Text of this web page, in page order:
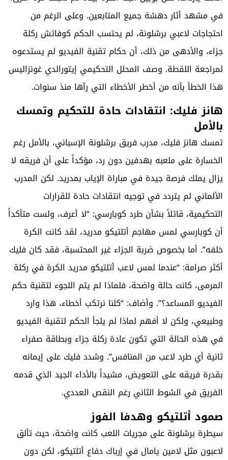
في مشهد أثار دهشة جميع المتابعين. وعلى الرغم من
احتجاجات لاعبي برشلونة، لم يحتسب الحكم كوفاتش ركلة
جزاء، والأدهى من ذلك، أن حكام تقنية الفيديو لم يستدعوه
لمراجعة اللقطة. وصف المحلل التحكيمي إيتورالدي غونزاليس
هذا الخطأ بأنه من أخطر الأخطاء التي رآها منذ سنوات.
هانز فليك: انتقادات حادة للتحكيم وتمسك
بالأمل
تمسك هانز فليك، مدرب فريق برشلونة الإسباني، بالأمل رغم
الخسارة على ملعبه بهدفين دون رد، مؤكداً على أن فريقه لا
يزال يملك فرصة جيدة في مباراة الإياب بمدريد. لكن المدرب
الألماني لم يتردد في توجيه انتقادات حادة للقرارات
التحكيمية، قائلاً بشأن طرد كوبارسي: “لا أعرف، ولست متأكداً
أن كوبارسي لمس مهاجم أتلتيكو مدريد، لقد كانت الكرة
خلفه”. أما بخصوص ضربة الجزاء غير المحتسبة، فقد كان فليك
أكثر صرامة: “عندما لمس لاعب أتلتيكو مدريد الكرة في ركلة
المرمى، كانت حالة واضحة، فلماذا لم يتم اللجوء لتقنية حكم
الفيديو المساعد؟”. وأضاف: “كلنا نرتكب أخطاء، هذا وارد
وطبيعي، ولكن لا أفهم لماذا لم يلجأ الحكم لتقنية الفيديو
في هذه الحالة التي تكون عادة ركلة جزاء وبطاقة صفراء
ثانية أي طرد لاعب من المنافس”. وشدد فليك على إيمانه
بقدرة فريقه على التعويض، مشيداً بالأداء الجيد الذي قدمه
الفريق في الشوط الثاني رغم النقص العددي.
صمود أتلتيكو وهدفا الفوز
سيطرة برشلونة على مجريات اللعب كانت واضحة، حيث تألق
لاعبون مثل لامين يامال في إرباك دفاع أتلتيكو، لكن دون